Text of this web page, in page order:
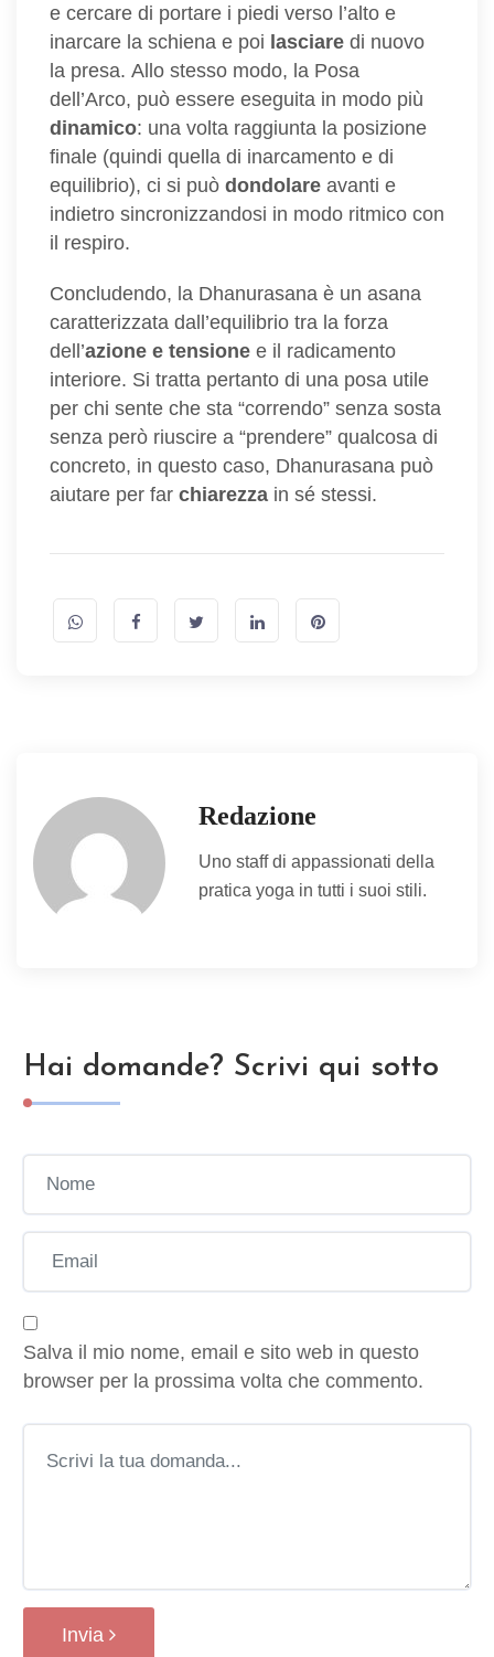
e cercare di portare i piedi verso l’alto e
inarcare la schiena e poi lasciare di nuovo
la presa. Allo stesso modo, la Posa
dell’Arco, può essere eseguita in modo più
dinamico: una volta raggiunta la posizione
finale (quindi quella di inarcamento e di
equilibrio), ci si può dondolare avanti e
indietro sincronizzandosi in modo ritmico con
il respiro.
Concludendo, la Dhanurasana è un asana
caratterizzata dall’equilibrio tra la forza
dell’azione e tensione e il radicamento
interiore. Si tratta pertanto di una posa utile
per chi sente che sta “correndo” senza sosta
senza però riuscire a “prendere” qualcosa di
concreto, in questo caso, Dhanurasana può
aiutare per far chiarezza in sé stessi.
Redazione
Uno staff di appassionati della
pratica yoga in tutti i suoi stili.
Hai domande? Scrivi qui sotto
Salva il mio nome, email e sito web in questo
browser per la prossima volta che commento.
Invia